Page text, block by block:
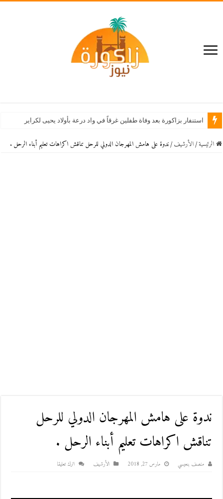
استنفار بزاكورة بعد وفاة طفلين غرقاً في واد درعة بأولاد يحيى لكراير
الرئيسية / اﻷرشيف / ندوة على هامش المهرجان الدولي للرحل تناقش اكراهات تعليم أبناء الرحل .
ندوة على هامش المهرجان الدولي للرحل
تناقش اكراهات تعليم أبناء الرحل .
منصف بنعيسي مارس 27, 2018 اﻷرشيف اترك تعليقا